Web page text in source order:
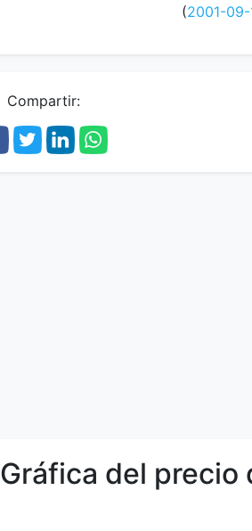
(2001-09-
Compartir:
Gráfica del precio